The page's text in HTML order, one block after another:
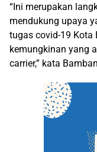
“Ini merupakan
mendukung upaya
tugas covid-19 Kota
kemungkinan yang
carrier,” kata